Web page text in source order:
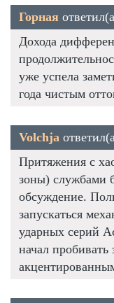
Горная
Дохода
уже успела
года чистым
Volchja
Притяжения с
зоны) службами
обсуждение.
запускаться
ударных серий
начал